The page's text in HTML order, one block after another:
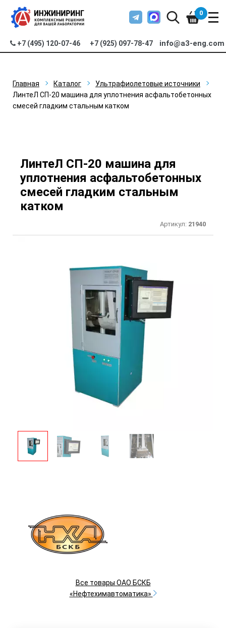
+7 (495) 120-07-46 +7 (925) 097-78-47 info@a3-eng.com
0
Главная Каталог
Ультрафиолетовые источники
ЛинтеЛ СП-20 машина для уплотнения асфальтобетонных
смесей гладким стальным катком
ЛинтеЛ СП-20 машина для
уплотнения асфальтобетонных
смесей гладким стальным
катком
Артикул: 21940
Все товары ОАО БСКБ
«Нефтехимавтоматика»